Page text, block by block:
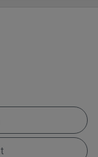
belváros, a
várja a
is könnyen
Szépasszony-
program. A
kiindulási pont
is.